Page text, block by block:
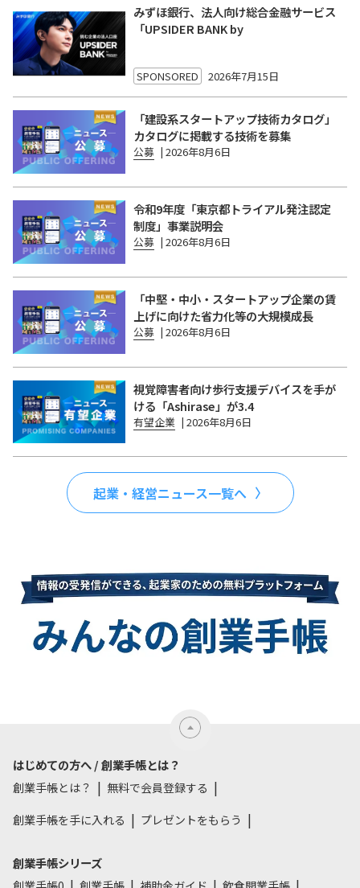
みずほ銀行、法人向け総合金融サービス
「UPSIDER BANK by
SPONSORED 2026年7月15日
「建設系スタートアップ技術カタログ」
カタログに掲載する技術を募集
公募 | 2026年8月6日
令和9年度「東京都トライアル発注認定
制度」事業説明会
公募 | 2026年8月6日
「中堅・中小・スタートアップ企業の賃
上げに向けた省力化等の大規模成長
公募 | 2026年8月6日
視覚障害者向け歩行支援デバイスを手が
ける「Ashirase」が3.4
有望企業 | 2026年8月6日
起業・経営ニュース一覧へ
はじめての方へ / 創業手帳とは？
創業手帳とは？
無料で会員登録する
創業手帳を手に入れる
プレゼントをもらう
創業手帳シリーズ